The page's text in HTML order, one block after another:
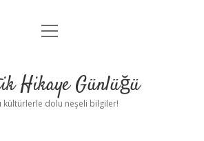
Anasayfa
Yasal Uyarı
menüyü
Hikaye Günlüğü
kültürlerle dolu neşeli bilgiler!